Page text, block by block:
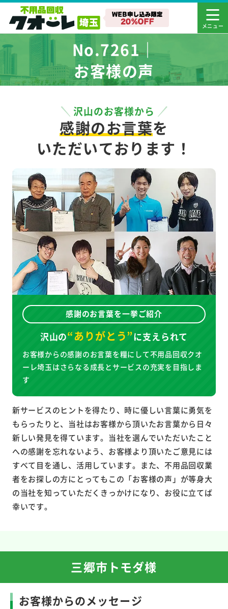
No.7261｜
お客様の声
沢山のお客様から
感謝のお言葉を
いただいております！
感謝のお言葉を一挙ご紹介
沢山の“ありがとう”に支えられて
お客様からの感謝のお言葉を糧にして不用品回収クオ
ーレ埼玉はさらなる成長とサービスの充実を目指しま
す
新サービスのヒントを得たり、時に優しい言葉に勇気を
もらったりと、当社はお客様から頂いたお言葉から日々
新しい発見を得ています。当社を選んでいただいたこと
への感謝を忘れないよう、お客様より頂いたご意見には
すべて目を通し、活用しています。また、不用品回収業
者をお探しの方にとってもこの「お客様の声」が等身大
の当社を知っていただくきっかけになり、お役に立てば
幸いです。
三郷市トモダ様
お客様からのメッセージ